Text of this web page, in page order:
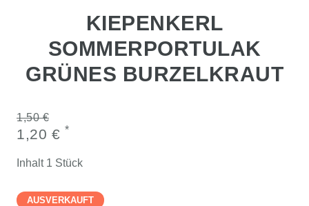
KIEPENKERL
SOMMERPORTULAK
GRÜNES BURZELKRAUT
1,50 €
1,20 € *
Inhalt 1 Stück
AUSVERKAUFT